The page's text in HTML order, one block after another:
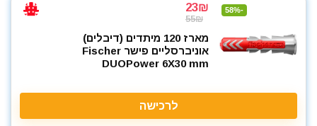
-58%
23₪
55₪
מארז 120 מיתדים (דיבלים)
אוניברסליים פישר Fischer
DUOPower 6X30 mm
לרכישה